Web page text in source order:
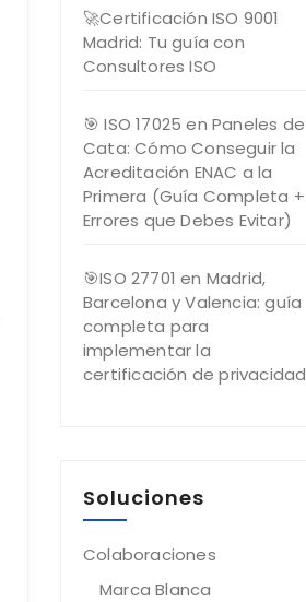
🚀Certificación ISO 9001
Madrid: Tu guía con
Consultores ISO
🎯 ISO 17025 en Paneles de
Cata: Cómo Conseguir la
Acreditación ENAC a la
Primera (Guía Completa +
Errores que Debes Evitar)
🎯ISO 27701 en Madrid,
Barcelona y Valencia: guía
completa para
implementar la
certificación de privacidad
Soluciones
Colaboraciones
Marca Blanca